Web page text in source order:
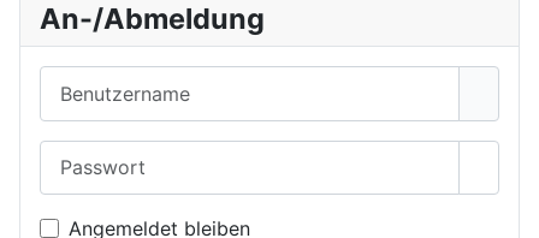
An-/Abmeldung
Angemeldet bleiben